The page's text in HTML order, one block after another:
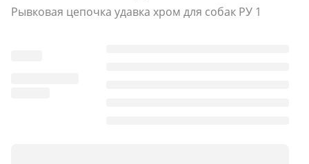
Рывковая цепочка удавка хром для собак РУ 1